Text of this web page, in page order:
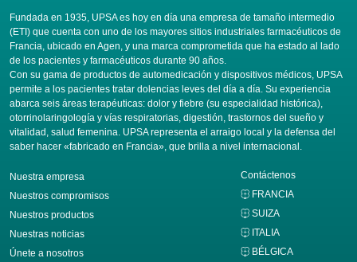
Fundada en 1935, UPSA es hoy en día una empresa de tamaño intermedio
(ETI) que cuenta con uno de los mayores sitios industriales farmacéuticos de
Francia, ubicado en Agen, y una marca comprometida que ha estado al lado
de los pacientes y farmacéuticos durante 90 años.
Con su gama de productos de automedicación y dispositivos médicos, UPSA
permite a los pacientes tratar dolencias leves del día a día. Su experiencia
abarca seis áreas terapéuticas: dolor y fiebre (su especialidad histórica),
otorrinolaringología y vías respiratorias, digestión, trastornos del sueño y
vitalidad, salud femenina. UPSA representa el arraigo local y la defensa del
saber hacer «fabricado en Francia», que brilla a nivel internacional.
Nuestra empresa
Nuestros compromisos
Nuestros productos
Nuestras noticias
Únete a nosotros
Contáctenos
FRANCIA
SUIZA
ITALIA
BÉLGICA